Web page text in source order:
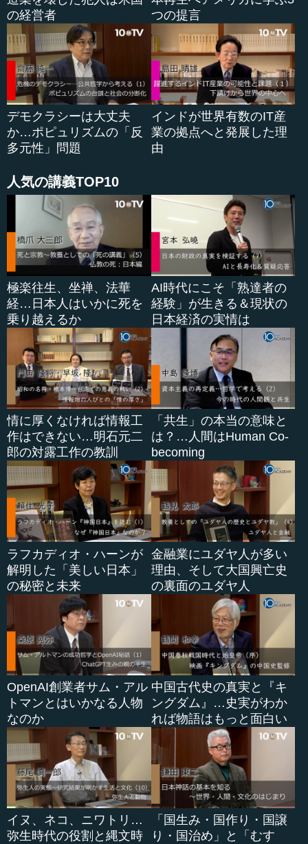
島田 （フランスも）原発はやっていますけれど、ね。
小宮山 フランスは（原発を）減らそうとしています。さ
すがにこれ以上進めてはいけない...
の経営者
つの提言
デモクラシーは大丈夫
か…ポピュリズムの「反
多元性」問題
インドが世界有数のIT産
業の拠点へと発展した理
由
人気の講義TOP10
極楽往生、坐禅、法華
経…日本人はいかに死を
乗り越えるか
AI時代にこそ「熟達者の
経験」が生きる＆現状の
日本経済の実情は
情に厚くなければ情報工
作はできない…明石元二
郎の対露工作の教訓
「共生」の本当の意味と
は？…人間はHuman Co-
becoming
ラフカディオ・ハーンが
解明した「美しい日本」
の秘密と未来
金融業にユダヤ人が多い
理由、そして大国興亡史
の裏面のユダヤ人
OpenAI創業者サム・アル
トマンとはいかなる人物
なのか
中国古代史の真実と『キ
ングダム』…史実がわか
れば物語はもっと面白い
イヌ、ネコ、ニワトリ…
弥生時代の役割と縄文時
「国生み・国作り・国譲
り・国治め」と「むす